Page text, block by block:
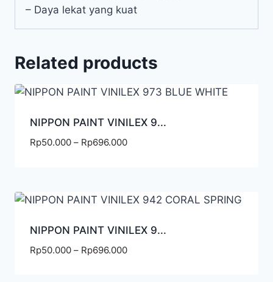
– Daya lekat yang kuat
Related products
NIPPON PAINT VINILEX 9...
Rp50.000 – Rp696.000
NIPPON PAINT VINILEX 9...
Rp50.000 – Rp696.000